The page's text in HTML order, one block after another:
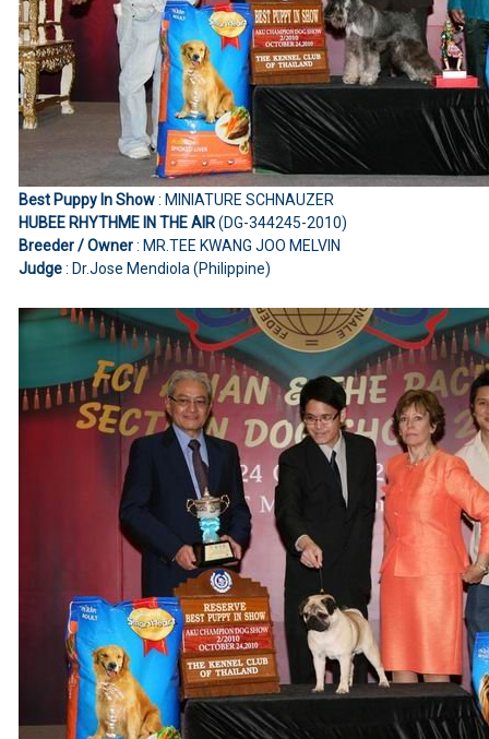
Best Puppy In Show: MINIATURE SCHNAUZER
HUBEE RHYTHME IN THE AIR(DG-344245-2010)
Breeder / Owner: MR.TEE KWANG JOO MELVIN
Judge: Dr.Jose Mendiola (Philippine)